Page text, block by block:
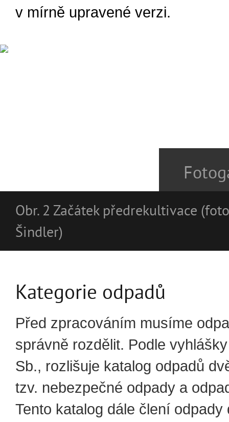
v mírně upravené verzi.
Obr. 2 Začátek předrekultivace
Šindler)
Kategorie odpadů
Před zpracováním musíme
správně rozdělit. Podle
Sb., rozlišuje katalog odpadů
tzv. nebezpečné odpady a
Tento katalog dále člení odpady